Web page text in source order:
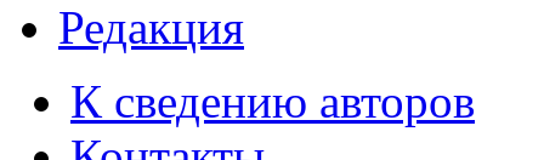
Редакция
К сведению авторов